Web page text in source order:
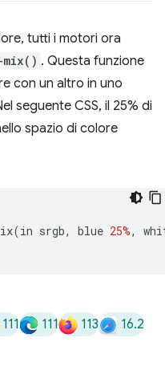
tutti i motori ora
. Questa funzione
con un altro in uno
seguente CSS, il 25% di
spazio di colore
(in srgb, blue 25%,
111 111 113 16.2